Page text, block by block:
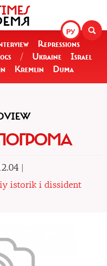
РУ
Repressions
/ Ukraine
Israel
Kremlin Duma
|
istorik i dissident